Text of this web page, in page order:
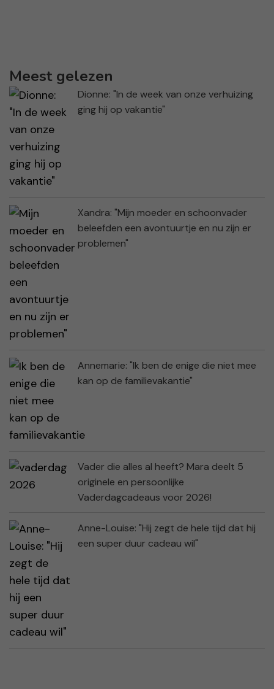
Meest gelezen
Dionne: "In de week van onze verhuizing
ging hij op vakantie"
Xandra: "Mijn moeder en schoonvader
beleefden een avontuurtje en nu zijn er
problemen"
Annemarie: "Ik ben de enige die niet mee
kan op de familievakantie"
Vader die alles al heeft? Mara deelt 5
originele en persoonlijke
Vaderdagcadeaus voor 2026!
Anne-Louise: "Hij zegt de hele tijd dat hij
een super duur cadeau wil"